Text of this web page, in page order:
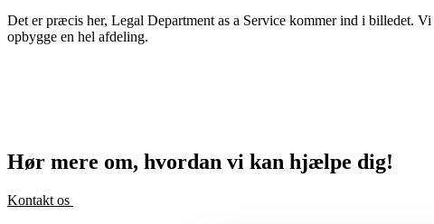
Det er præcis her, Legal Department as a Service kommerind i billedet. Vi
opbygge en hel afdeling.
Hør mere om, hvordan vi kan hjælpe dig!
Kontakt os